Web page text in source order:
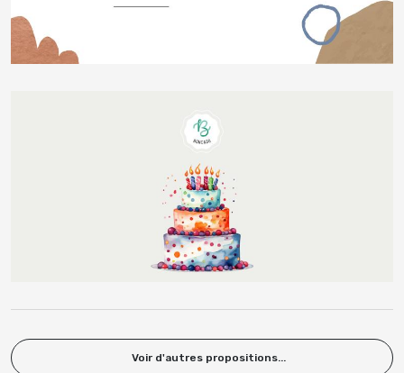
Voir d'autres propositions...